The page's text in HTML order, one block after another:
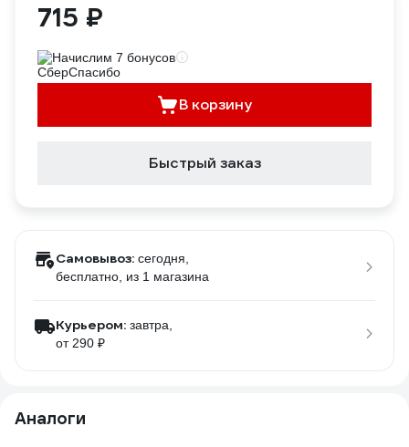
715 ₽
Начислим 7 бонусов
В корзину
Быстрый заказ
Самовывоз: сегодня,
бесплатно , из 1 магазина
Курьером: завтра,
от 290 ₽
Аналоги